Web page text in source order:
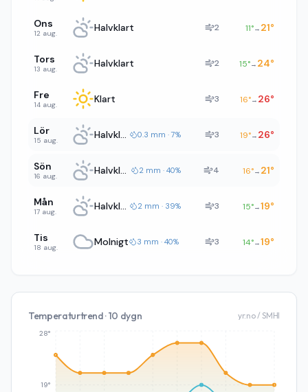
Ons
12 aug. Halvklart 2 11°→ 21°
Tors
13 aug. Halvklart 2 15°→ 24°
Fre
14 aug. Klart 3 16°→ 26°
Lör
15 aug. Halvklart 0.3 mm · 7% 3 19°→ 26°
Sön
16 aug. Halvklart 2 mm · 40% 4 16°→ 21°
Mån
17 aug. Halvklart 2 mm · 39% 3 15°→19°
Tis
18 aug. Molnigt 3 mm · 40% 3 14°→19°
Temperaturtrend · 10 dygn yr.no / SMHI
19°
28°